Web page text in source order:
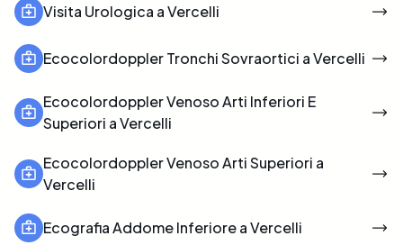
Visita Urologica a Vercelli
Ecocolordoppler Tronchi Sovraortici a Vercelli
Ecocolordoppler Venoso Arti Inferiori E
Superiori a Vercelli
Ecocolordoppler Venoso Arti Superiori a
Vercelli
Ecografia Addome Inferiore a Vercelli